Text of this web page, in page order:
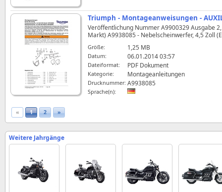
Triumph - Montageanweisungen -
Veröffentlichung Nummer A9900329 Ausgabe
Markt) A9938085 - Nebelscheinwerfer, 4,5 Zoll
Größe: 1,25 MB
Datum: 06.01.2014 03:57
Dateiformat: PDF Dokument
Kategorie: Montageanleitungen
Drucknummer: A9938085
Sprache(n):
« 1 2 »
Weitere Jahrgänge